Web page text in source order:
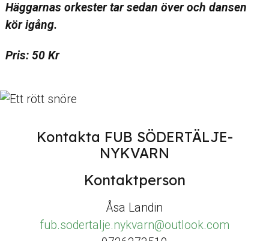
Häggarnas orkester tar sedan över och dansen
kör igång.
Pris: 50 Kr
Kontakta FUB SÖDERTÄLJE-
NYKVARN
Kontaktperson
Åsa Landin
fub.sodertalje.nykvarn@outlook.com